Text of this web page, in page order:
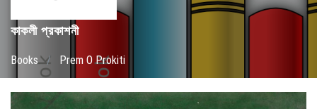
কাকলী প্রকাশনী
Books / Prem O Prokiti